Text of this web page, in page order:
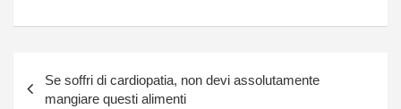
articoli
Se soffri di cardiopatia, non devi assolutamente
mangiare questi alimenti